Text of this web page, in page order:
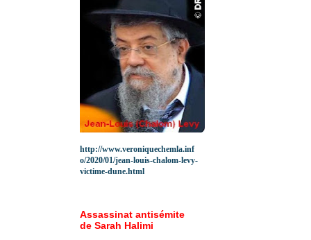
http://www.veroniquechemla.inf
o/2020/01/jean-louis-chalom-levy-
victime-dune.html
Assassinat antisémite
de Sarah Halimi